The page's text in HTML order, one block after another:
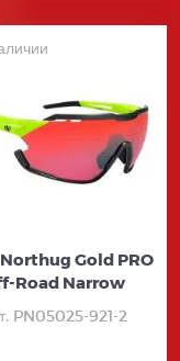
Gold PRO
Road Narrow
PN05025-921-2